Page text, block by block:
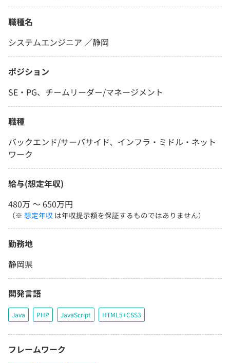
職種名
システムエンジニア ／静岡
ポジション
SE・PG、チームリーダー/マネージメント
職種
バックエンド/サーバサイド、インフラ・ミドル・ネット
ワーク
給与(想定年収)
480万 〜 650万円
（※ 想定年収 は年収提示額を保証するものではありません）
勤務地
静岡県
開発言語
Java PHP JavaScript HTML5+CSS3
フレームワーク